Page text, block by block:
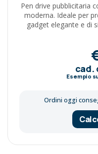
Pen drive pubblicitaria
moderna. Ideale per
gadget elegante e di
cad.
Esempio
Ordini oggi